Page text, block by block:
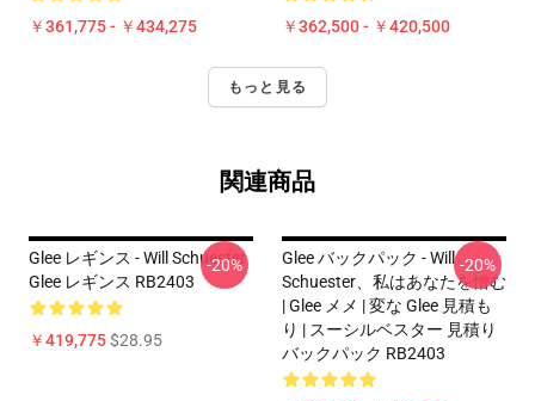
￥361,775 - ￥434,275 ￥362,500 - ￥420,500
もっと見る
関連商品
Glee レギンス - Will Schuester
Glee レギンス RB2403
￥419,775$28.95
-20%
Glee バックパック - Will
Schuester、私はあなたを憎む
| Glee メメ | 変な Glee 見積も
り | スーシルベスター 見積り
バックパック RB2403
-20%